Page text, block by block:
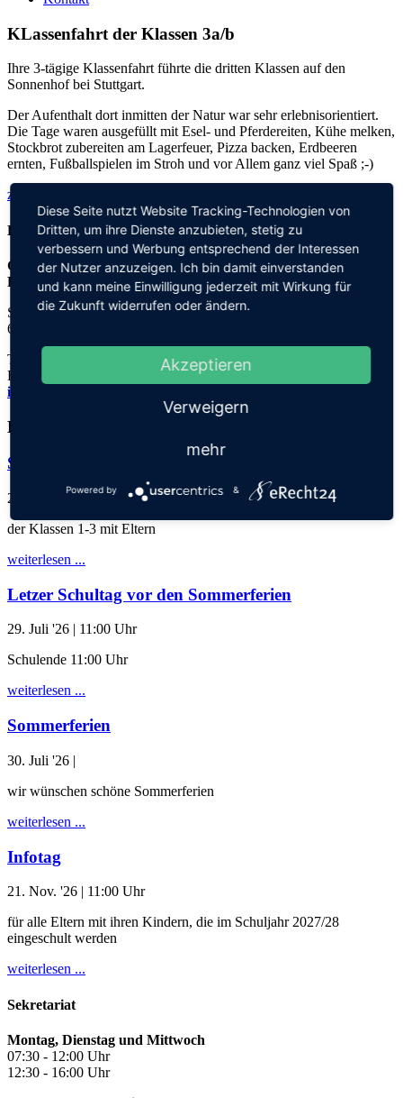
KLassenfahrt der Klassen 3a/b
Ihre 3-tägige Klassenfahrt führte die dritten Klassen auf den
Sonnenhof bei Stuttgart.
Der Aufenthalt dort inmitten der Natur war sehr erlebnisorientiert.
Die Tage waren ausgefüllt mit Esel- und Pferdereiten, Kühe melken,
Stockbrot zubereiten am Lagerfeuer, Pizza backen, Erdbeeren
ernten, Fußballspielen im Stroh und vor Allem ganz viel Spaß ;-)
zurück zu allen aktuellen Meldungen
Kontakt
Grundschule an der
Elisabeth-von-Thadden-Schule
Steinhofweg 95
69123 Heidelberg
Tel.: 06221 73922-0
Fax: 06221 73922-11
info@thadden-grundschule.de
Kalender
Schuljahresabschlussgottesdienst
28. Juli '26 | 17:30 Uhr
der Klassen 1-3 mit Eltern
weiterlesen ...
Letzer Schultag vor den Sommerferien
29. Juli '26 | 11:00 Uhr
Schulende 11:00 Uhr
weiterlesen ...
Sommerferien
30. Juli '26 |
wir wünschen schöne Sommerferien
weiterlesen ...
Infotag
21. Nov. '26 | 11:00 Uhr
für alle Eltern mit ihren Kindern, die im Schuljahr 2027/28
eingeschult werden
weiterlesen ...
Sekretariat
Montag, Dienstag und Mittwoch
07:30 - 12:00 Uhr
12:30 - 16:00 Uhr
Diese Seite nutzt Website Tracking-Technologien von
Dritten, um ihre Dienste anzubieten, stetig zu
verbessern und Werbung entsprechend der Interessen
der Nutzer anzuzeigen. Ich bin damit einverstanden
und kann meine Einwilligung jederzeit mit Wirkung für
die Zukunft widerrufen oder ändern.
Akzeptieren
Verweigern
mehr
Powered by &